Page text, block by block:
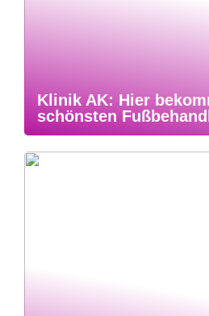
Klinik AK: Hier
schönsten